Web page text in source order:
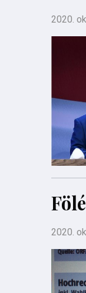
2020.
2020.